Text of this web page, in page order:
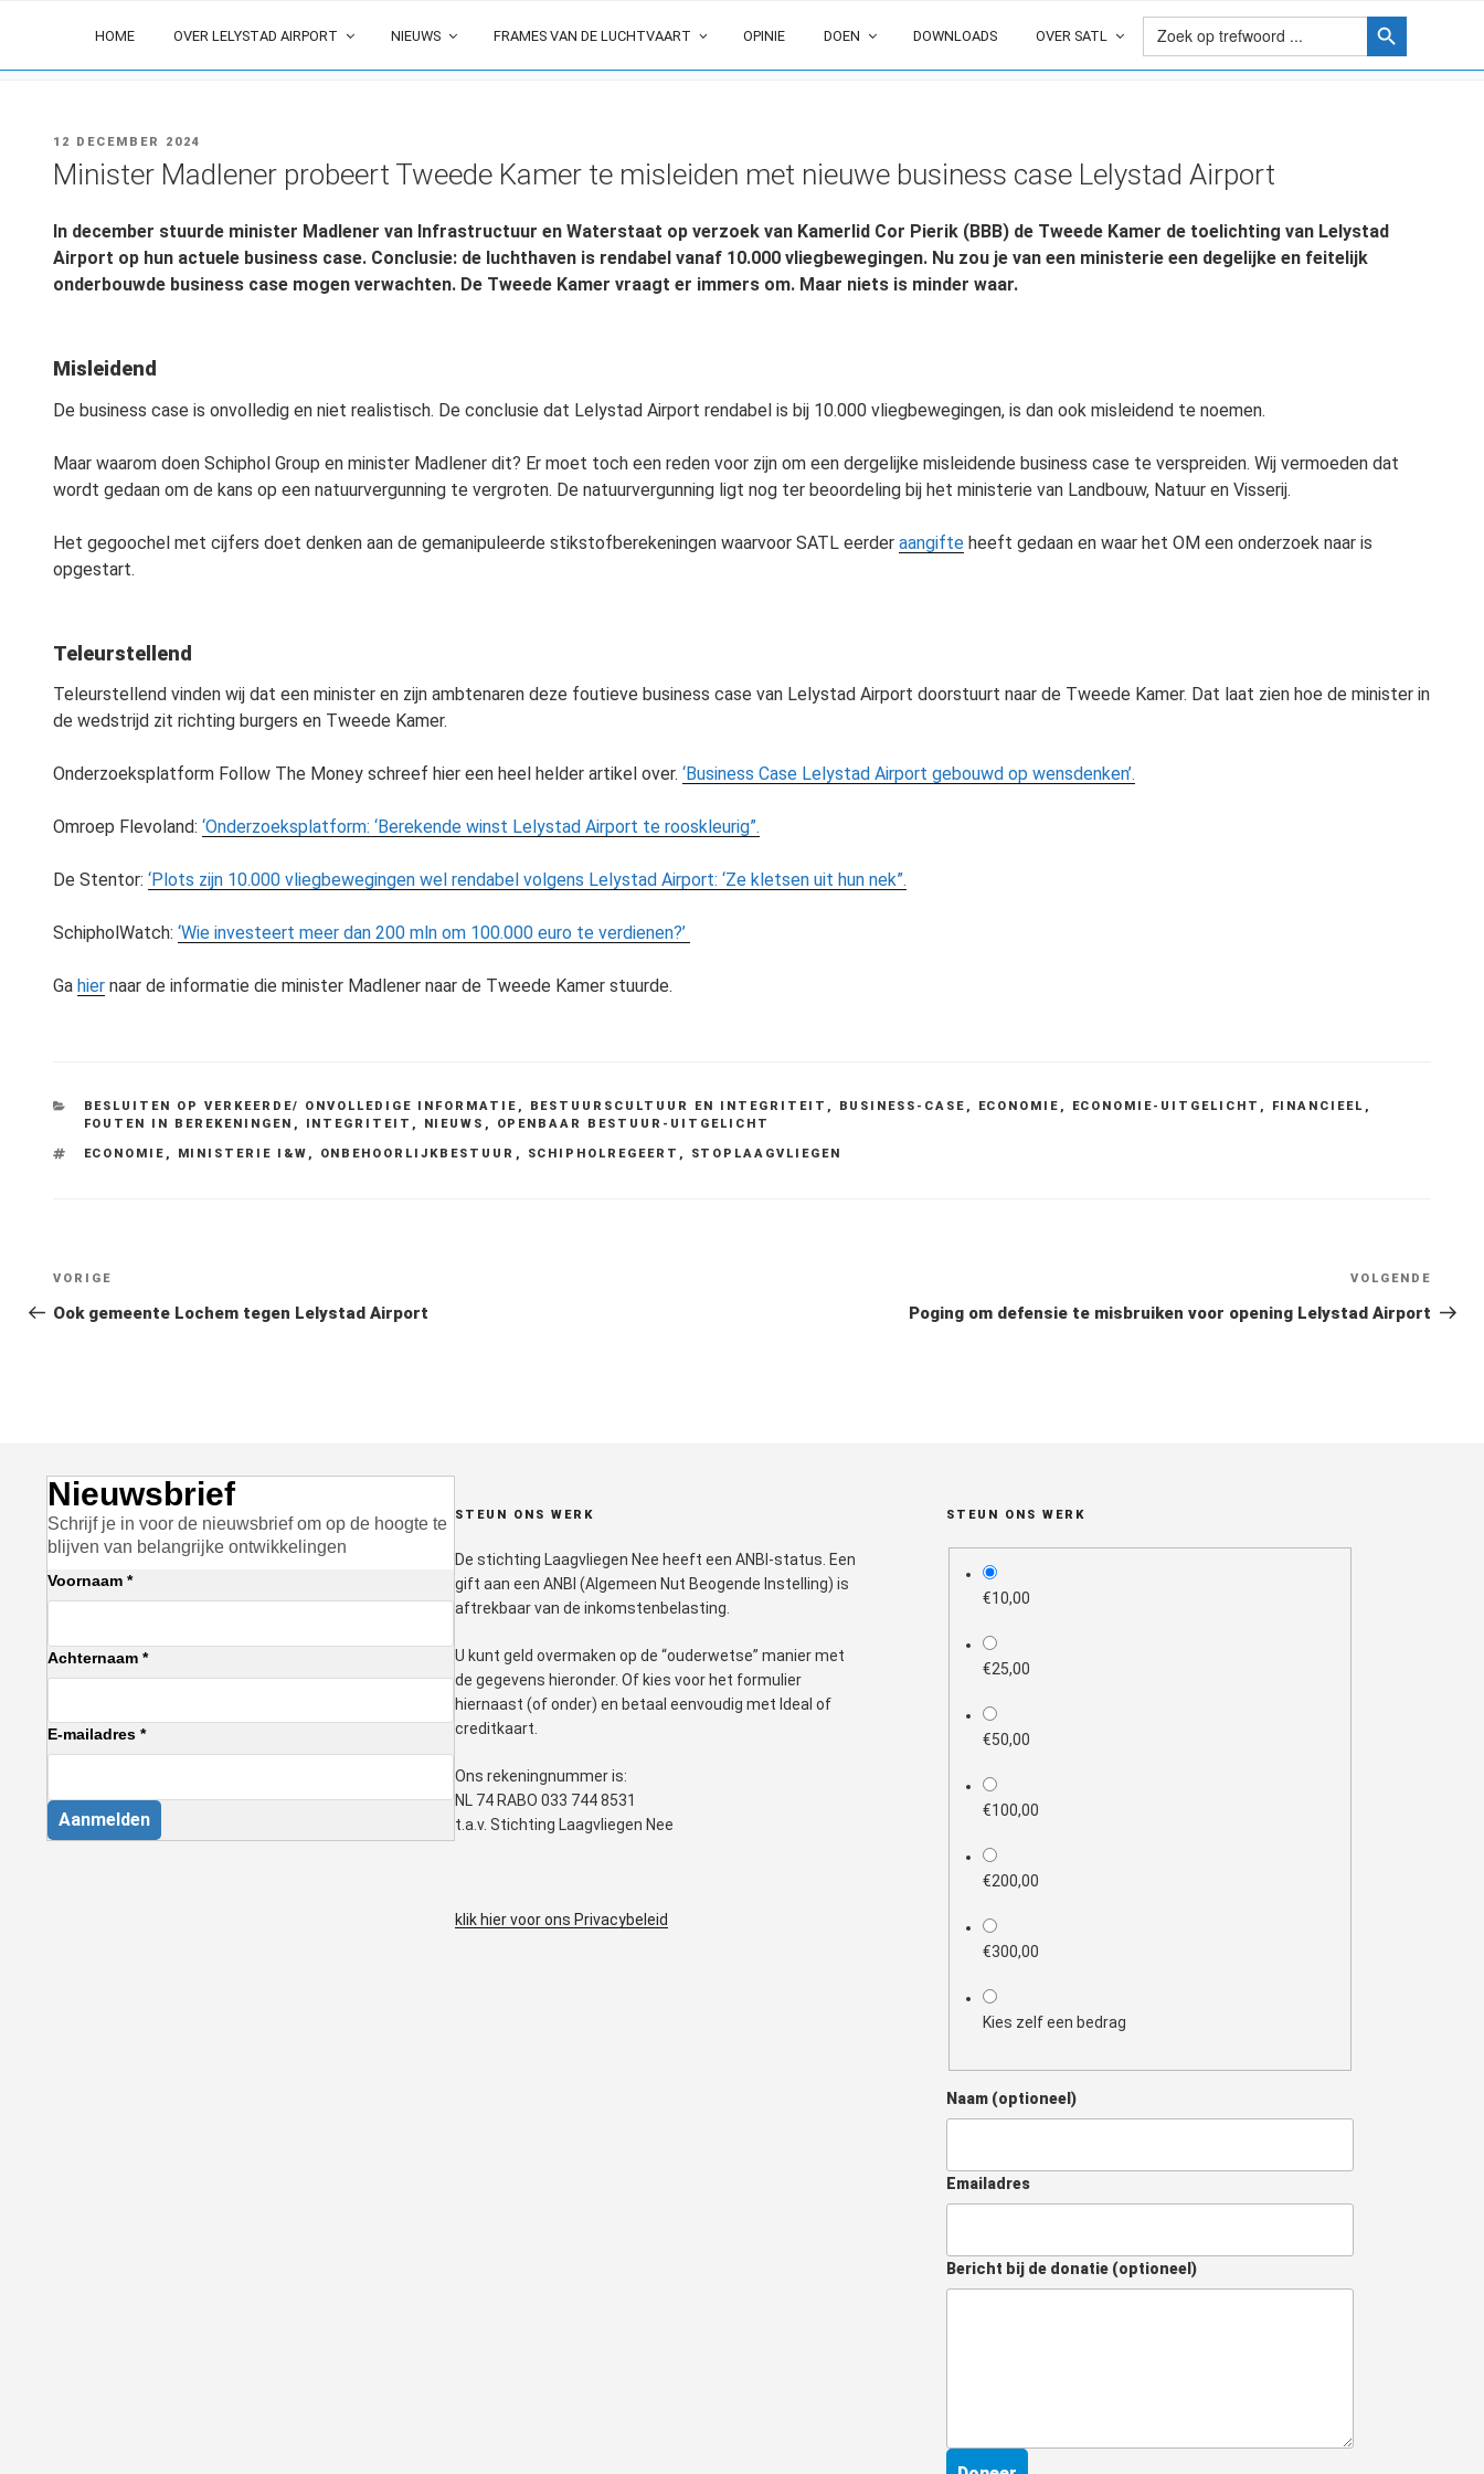
de
HOME OVER LELYSTAD AIRPORT NIEUWS FRAMES VAN DE LUCHTVAART OPINIE DOEN DOWNLOADS OVER SATL
Zoek
naar:
Zoekknop
GEPLAATST
12 DECEMBER 2024
Minister Madlener probeert Tweede Kamer te misleiden met nieuwe business case Lelystad Airport
In december stuurde minister Madlener van Infrastructuur en Waterstaat op verzoek van Kamerlid Cor Pierik (BBB) de Tweede Kamer de toelichting van Lelystad
Airport op hun actuele business case. Conclusie: de luchthaven is rendabel vanaf 10.000 vliegbewegingen. Nu zou je van een ministerie een degelijke en feitelijk
onderbouwde business case mogen verwachten. De Tweede Kamer vraagt er immers om. Maar niets is minder waar.
Misleidend
De business case is onvolledig en niet realistisch. De conclusie dat Lelystad Airport rendabel is bij 10.000 vliegbewegingen, is dan ook misleidend te noemen.
Maar waarom doen Schiphol Group en minister Madlener dit? Er moet toch een reden voor zijn om een dergelijke misleidende business case te verspreiden. Wij vermoeden dat
wordt gedaan om de kans op een natuurvergunning te vergroten. De natuurvergunning ligt nog ter beoordeling bij het ministerie van Landbouw, Natuur en Visserij.
Het gegoochel met cijfers doet denken aan de gemanipuleerde stikstofberekeningen waarvoor SATL eerder aangifte heeft gedaan en waar het OM een onderzoek naar is
opgestart.
Teleurstellend
Teleurstellend vinden wij dat een minister en zijn ambtenaren deze foutieve business case van Lelystad Airport doorstuurt naar de Tweede Kamer. Dat laat zien hoe de minister in
de wedstrijd zit richting burgers en Tweede Kamer.
Onderzoeksplatform Follow The Money schreef hier een heel helder artikel over. ‘Business Case Lelystad Airport gebouwd op wensdenken’.
Omroep Flevoland: ‘Onderzoeksplatform: ‘Berekende winst Lelystad Airport te rooskleurig”.
De Stentor: ‘Plots zijn 10.000 vliegbewegingen wel rendabel volgens Lelystad Airport: ‘Ze kletsen uit hun nek”.
SchipholWatch: ‘Wie investeert meer dan 200 mln om 100.000 euro te verdienen?’
Ga hier naar de informatie die minister Madlener naar de Tweede Kamer stuurde.
CATEGORIEËN
BESLUITEN OP VERKEERDE/ ONVOLLEDIGE INFORMATIE , BESTUURSCULTUUR EN INTEGRITEIT , BUSINESS-CASE , ECONOMIE , ECONOMIE-UITGELICHT , FINANCIEEL ,
FOUTEN IN BEREKENINGEN , INTEGRITEIT , NIEUWS ,
OPENBAAR BESTUUR-UITGELICHT
TAGS
ECONOMIE , MINISTERIE I&W , ONBEHOORLIJKBESTUUR , SCHIPHOLREGEERT , STOPLAAGVLIEGEN
Bericht
navigatie
Vorig
bericht
VORIGE
Ook gemeente Lochem tegen Lelystad Airport
VOLGENDE
Poging om defensie te misbruiken voor opening Lelystad Airport
Nieuwsbrief
Schrijf je in voor de nieuwsbrief om op de hoogte te
blijven van belangrijke ontwikkelingen
Voornaam *
Achternaam *
E-mailadres *
Aanmelden
STEUN ONS WERK
De stichting Laagvliegen Nee heeft een ANBI-status. Een
gift aan een ANBI (Algemeen Nut Beogende Instelling) is
aftrekbaar van de inkomstenbelasting.
U kunt geld overmaken op de “ouderwetse” manier met
de gegevens hieronder. Of kies voor het formulier
hiernaast (of onder) en betaal eenvoudig met Ideal of
creditkaart.
Ons rekeningnummer is:
NL 74 RABO 033 744 8531
t.a.v. Stichting Laagvliegen Nee
klik hier voor ons Privacybeleid
STEUN ONS WERK
plan_select
€10,00
€25,00
€50,00
€100,00
€200,00
€300,00
Kies zelf een bedrag
Naam (optioneel)
Emailadres
Bericht bij de donatie (optioneel)